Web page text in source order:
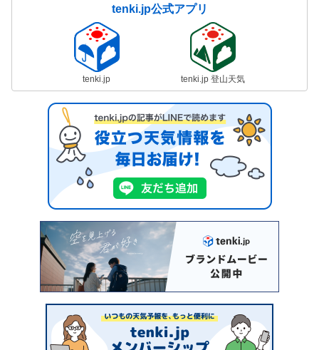
tenki.jp公式アプリ
tenki.jp tenki.jp 登山天気